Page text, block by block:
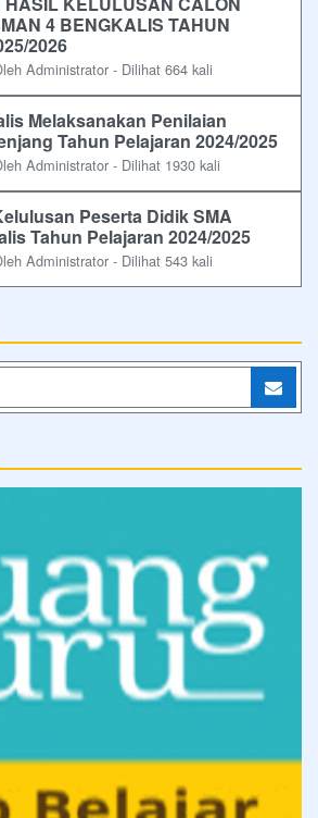
4 BENGKALIS TAHUN
2026
Administrator - Dilihat 664 kali
Melaksanakan Penilaian
Tahun Pelajaran 2024/2025
Administrator - Dilihat 1930 kali
Peserta Didik SMA
Tahun Pelajaran 2024/2025
Administrator - Dilihat 543 kali